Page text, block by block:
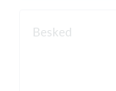
Besked